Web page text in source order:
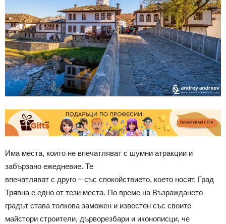
Има места, които не впечатляват с шумни атракции и
забързано ежедневие. Те
впечатляват с друго – със спокойствието, което носят. Град
Трявна е едно от тези места. По време на Възраждането
градът става толкова заможен и известен със своите
майстори строители, дърворезбари и иконописци, че